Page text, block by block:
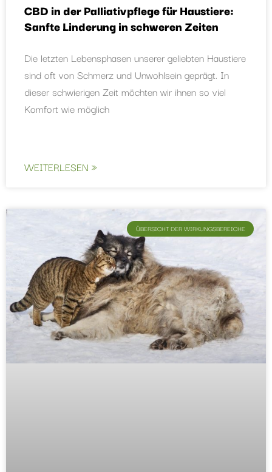
CBD in der Palliativpflege für Haustiere:
Sanfte Linderung in schweren Zeiten
Die letzten Lebensphasen unserer geliebten Haustiere
sind oft von Schmerz und Unwohlsein geprägt. In
dieser schwierigen Zeit möchten wir ihnen so viel
Komfort wie möglich
WEITERLESEN »
ÜBERSICHT DER WIRKUNGSBEREICHE